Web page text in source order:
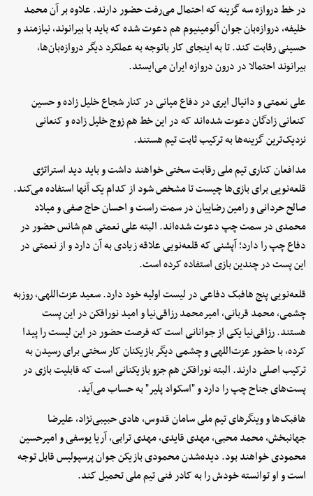
در خط دروازه سه گزینه که احتمال می‌رفت حضور دارند. علاوه بر آن محمد
خلیفه، دروازه‌بان جوان آلومینیوم هم دعوت شده که باید با بیرانوند، نیازمند و
حسینی رقابت کند. تا به اینجای کار باتوجه به عملکرد دیگر دروازه‌بان‌ها،
بیرانوند احتمالا در درون دروازه ایران می‌ایستد.
علی نعمتی و دانیال ایری در دفاع میانی در کنار شجاع خلیل زاده و حسین
کنعانی زادگان دعوت شده‌اند که در این خط هم زوج خلیل زاده و کنعانی
نزدیک‌ترین گزینه‌ها به ترکیب ثابت تیم هستند.
مدافعان کناری تیم ملی رقابت سختی خواهند داشت و باید دید استراتژی
قلعه‌نویی برای بازی‌ها چیست تا مشخص شود از کدام یک آنها استفاده می‌کند.
صالح حردانی و رامین رضاییان در سمت راست و احسان حاج صفی و میلاد
محمدی در سمت چپ دعوت‌ شده‌اند. البته علی نعمتی هم شانس حضور در
دفاع چپ را دارد؛ آپشنی که قلعه‌نویی علاقه زیادی به آن دارد و از نعمتی در
این پست در چندین بازی استفاده کرده است.
قلعه‌نویی پنج هافبک دفاعی در لیست اولیه خود دارد. سعید عزت‌اللهی، روزبه
چشمی، محمد قربانی، امیرمحمد رزاقی‌نیا و امید نورافکن در این پست
هستند. رزاقی‌نیا یکی از جوانانی است که فرصت حضور در این لیست را پیدا
کرده، با حضور عزت‌اللهی و چشمی دیگر بازیکنان کار سختی برای رسیدن به
ترکیب اصلی دارند. البته نورافکن هم جزو بازیکنانی است که قابلیت بازی در
پست‌های جناح چپ را دارد و "اسکواد پلیر" به حساب می‌آید.
هافبک‌ها و وینگرهای تیم ملی سامان قدوس، هادی حبیبی‌نژاد، علیرضا
جهانبخش، محمد محبی، مهدی قایدی، مهدی ترابی، آریا یوسفی و امیرحسین
محمودی خواهند بود. دیده‌شدن محمودی بازیکن جوان پرسپولیس قابل توجه
است و او توانسته خودش را به کادر فنی تیم ملی تحمیل کند.